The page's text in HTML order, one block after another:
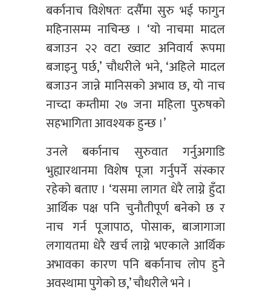
बर्कानाच विशेषतः दसैँमा सुरु भई फागुन
महिनासम्म नाचिन्छ । ‘यो नाचमा मादल
बजाउन २२ वटा ख्वाट अनिवार्य रूपमा
बजाइनु पर्छ,’ चौधरीले भने, ‘अहिले मादल
बजाउन जान्ने मानिसको अभाव छ, यो नाच
नाच्दा कम्तीमा २७ जना महिला पुरुषको
सहभागिता आवश्यक हुन्छ ।’
उनले बर्कानाच सुरुवात गर्नुअगाडि
भुह्यारथानमा विशेष पूजा गर्नुपर्ने संस्कार
रहेको बताए । ‘यसमा लागत धेरै लाग्ने हुँदा
आर्थिक पक्ष पनि चुनौतीपूर्ण बनेको छ र
नाच गर्न पूजापाठ, पोसाक, बाजागाजा
लगायतमा धेरै खर्च लाग्ने भएकाले आर्थिक
अभावका कारण पनि बर्कानाच लोप हुने
अवस्थामा पुगेको छ,’ चौधरीले भने ।